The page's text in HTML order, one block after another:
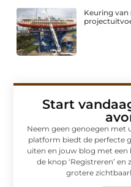
Keuring van
Start
Neem geen genoegen met
platform biedt de perfecte
uiten en jouw blog met een
de knop ‘Registreren’
grotere